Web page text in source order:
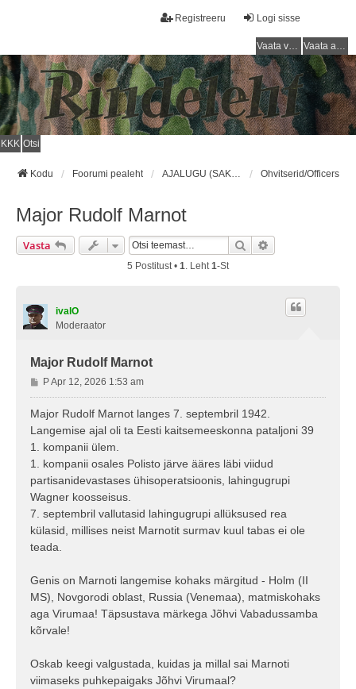
Logi sisse
Registreeru
Vaata vastamata teemasi Vaata aktiivseid teemasid
KKK Otsi
Kodu Foorumi pealeht AJALUGU (SAKSA SÕJAVÄGI) / HISTORY (GERMAN ARMY) Ohvitserid/Officers
Major Rudolf Marnot
Vasta Otsi
5 Postitust • 1. Leht1-st
ivalO
Moderaator
Major Rudolf Marnot
P
o
s
i
u
s
P Apr 12, 2026 1:53 am
Major Rudolf Marnot langes 7. septembril 1942.
Langemise ajal oli ta Eesti kaitsemeeskonna pataljoni 39
1. kompanii ülem.
1. kompanii osales Polisto järve ääres läbi viidud
partisanidevastases ühisoperatsioonis, lahingugrupi
Wagner koosseisus.
7. septembril vallutasid lahingugrupi allüksused rea
külasid, millises neist Marnotit surmav kuul tabas ei ole
teada.
Genis on Marnoti langemise kohaks märgitud - Holm (II
MS), Novgorodi oblast, Russia (Venemaa), matmiskohaks
aga Virumaa! Täpsustava märkega Jõhvi Vabadussamba
kõrvale!
Oskab keegi valgustada, kuidas ja millal sai Marnoti
viimaseks puhkepaigaks Jõhvi Virumaal?